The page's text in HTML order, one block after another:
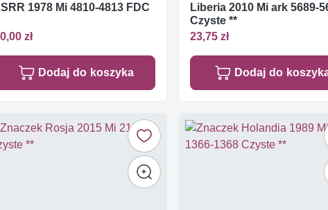
1978 Mi 4810-4813 FDC
zł
Dodaj do koszyka
Liberia 2010 Mi ark 5689-
Czyste **
23,75 zł
Dodaj do